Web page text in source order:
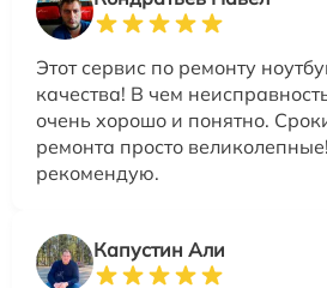
Этот сервис по ремонту
качества! В чем
очень хорошо и понятно.
ремонта просто
рекомендую.
Капустин Али